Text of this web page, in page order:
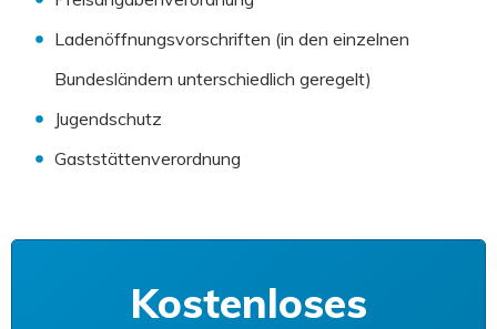
Ladenöffnungsvorschriften (in den einzelnen
Bundesländern unterschiedlich geregelt)
Jugendschutz
Gaststättenverordnung
Kostenloses